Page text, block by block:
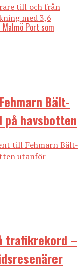
Malmö Port som
till och från
med 3,6
Bält-
havsbotten
till Fehmarn Bält-
utanför
trafikrekord –